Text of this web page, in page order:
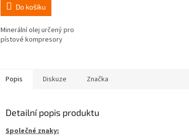
Do košíku
Minerální olej určený pro
pístové kompresory
Popis Diskuze Značka
Detailní popis produktu
Společné znaky: